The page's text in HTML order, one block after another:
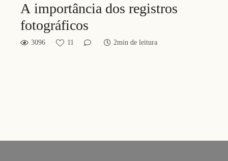
A importância dos registros
fotográficos
3096 11 2min de leitura